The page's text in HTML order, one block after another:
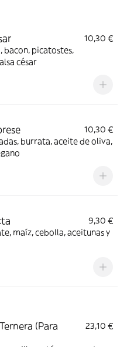
10,30 €
bacon, picatostes,
césar
10,30 €
burrata, aceite de oliva,
9,30 €
maíz, cebolla, aceitunas y
(Para
23,10 €